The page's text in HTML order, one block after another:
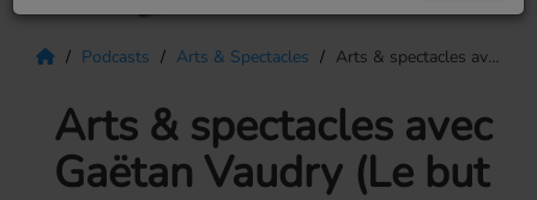
Podcasts Arts & Spectacles Arts & spectacles avec Gaëtan Vaudry (Le but de Loco Locass, Téléthon Enfant Soleil, David Corriveau)
Arts & spectacles avec
Gaëtan Vaudry (Le but